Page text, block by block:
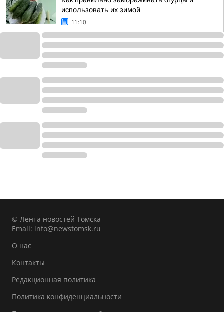
использовать их зимой
11:10
© Лента новостей Томска
Email: info@newstomsk.ru
О нас
Контакты
Редакционная политика
Политика конфиденциальности